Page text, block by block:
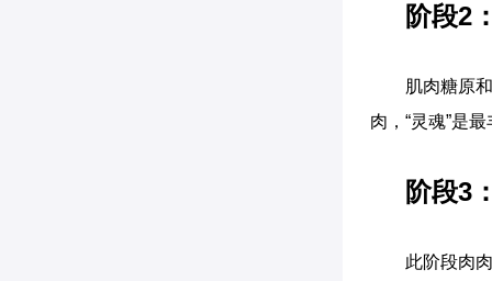
阶段2
肌肉糖原
肉，“灵魂”是
阶段3
此阶段肉